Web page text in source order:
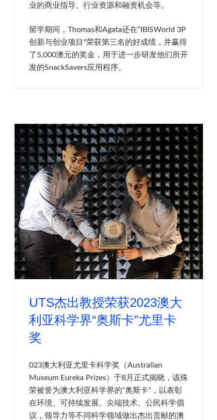
业的商业指导、行业资源和融资机会等。
留学期间，Thomas和Agata还在“IBISWorld 3P
创新与创业项目“荣获第三名的好成绩，并赢得
了5,000澳元的奖金，用于进一步研发他们所开
发的SnackSavers应用程序。
UTS杰出教授荣获2023澳大
利亚科学界“奥斯卡”尤里卡
奖
023澳大利亚尤里卡科学奖（Australian
Museum Eureka Prizes）于8月正式揭晓，该殊
荣被誉为澳大利亚科学界的“奥斯卡”，以表彰
在环境、可持续发展、尖端技术、公民科学倡
议，领导力等不同科学领域做出杰出贡献的澳